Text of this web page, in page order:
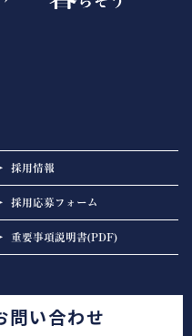
採用情報
採用応募フォーム
重要事項説明書(PDF)
問い合わせ